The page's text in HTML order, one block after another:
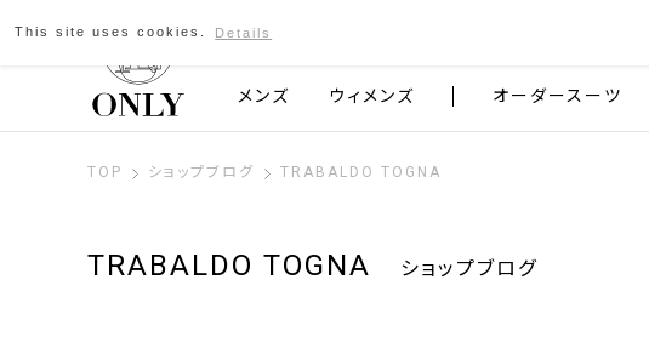
京都発のスーツブランド ONLY
メンズ ウィメンズ オーダースーツ
TOP ショップブログ TRABALDO TOGNA
TRABALDO TOGNA ショップブログ
This site uses cookies. Details